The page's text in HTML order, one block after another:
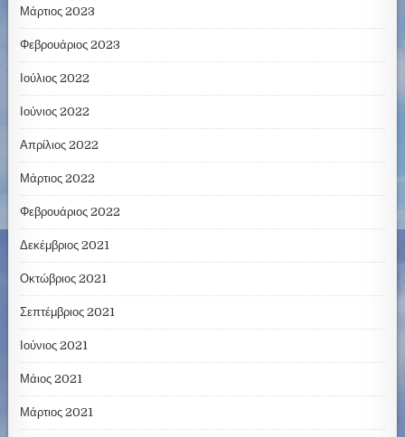
Μάρτιος 2023
Φεβρουάριος 2023
Ιούλιος 2022
Ιούνιος 2022
Απρίλιος 2022
Μάρτιος 2022
Φεβρουάριος 2022
Δεκέμβριος 2021
Οκτώβριος 2021
Σεπτέμβριος 2021
Ιούνιος 2021
Μάιος 2021
Μάρτιος 2021